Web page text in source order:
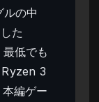
ルの中
た
低でも
3
編ゲー